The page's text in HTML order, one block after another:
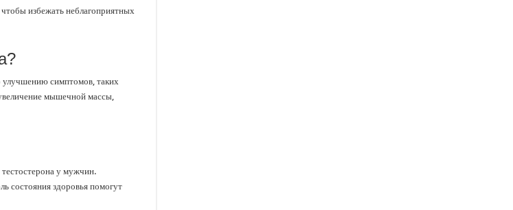
избежать неблагоприятных
улучшению симптомов, таких
мышечной массы,
у мужчин.
состояния здоровья помогут